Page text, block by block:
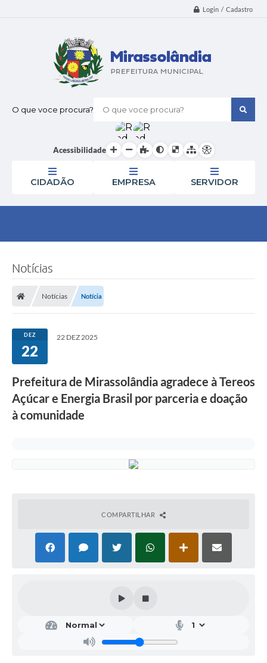
Login / Cadastro
O que voce procura?
Acessibilidade
CIDADÃO EMPRESA SERVIDOR
Notícias
Notícias Notícia
DEZ
22
22 DEZ 2025
Prefeitura de Mirassolândia agradece à Tereos
Açúcar e Energia Brasil por parceria e doação
à comunidade
COMPARTILHAR